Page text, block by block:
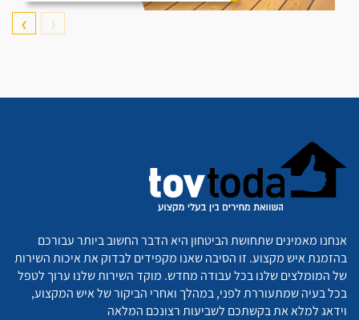
❮
❯
אנחנו מאמינים שתחושת הביטחון היא הדבר החשוב ביותר עבורכם
בהזמנת איש מקצוע. זו הסיבה שאנו מקפידים לבדוק את איכות השירות
של המומלצים שלנו בכל עבודה מחדש. מוקד השירות שלנו ערוך לטפל
בכל בעיה שמתעוררת לפני, במהלך ואחרי הביקור של איש המקצוע,
וידאג למלא את בקשתכם לשביעות רצונכם המלאה